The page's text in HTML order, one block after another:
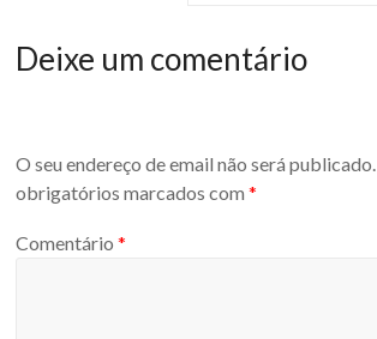
Deixe um comentário
O seu endereço de email não será publicado.
obrigatórios marcados com*
Comentário*